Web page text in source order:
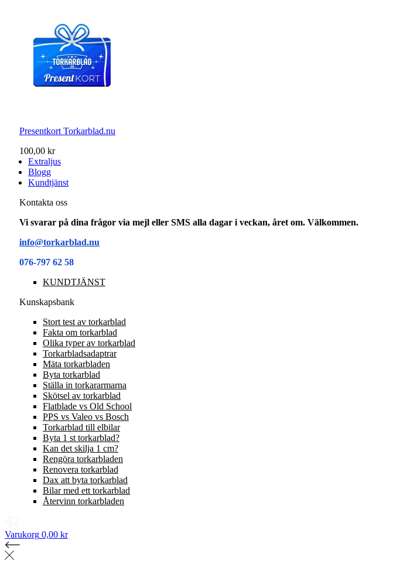
Presentkort Torkarblad.nu
100,00 kr
Extraljus
Blogg
Kundtjänst
Kontakta oss
Vi svarar på dina frågor via mejl eller SMS alla dagar i veckan, året om. Välkommen.
info@torkarblad.nu
076-797 62 58
KUNDTJÄNST
Kunskapsbank
Stort test av torkarblad
Fakta om torkarblad
Olika typer av torkarblad
Torkarbladsadaptrar
Mäta torkarbladen
Byta torkarblad
Ställa in torkararmarna
Skötsel av torkarblad
Flatblade vs Old School
PPS vs Valeo vs Bosch
Torkarblad till elbilar
Byta 1 st torkarblad?
Kan det skilja 1 cm?
Rengöra torkarbladen
Renovera torkarblad
Dax att byta torkarblad
Bilar med ett torkarblad
Återvinn torkarbladen
Varukorg 0,00 kr